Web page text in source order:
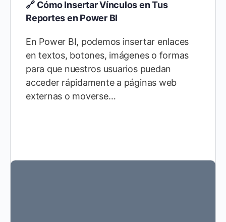
🔗 Cómo Insertar Vínculos en Tus
Reportes en Power BI
En Power BI, podemos insertar enlaces
en textos, botones, imágenes o formas
para que nuestros usuarios puedan
acceder rápidamente a páginas web
externas o moverse…